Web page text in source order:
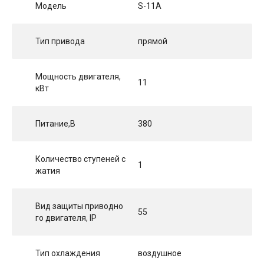
Модель S-11A
Тип привода прямой
Мощность двигателя,
кВт
11
Питание,В 380
Количество ступеней с
жатия
1
Вид защиты приводно
го двигателя, IP
55
Тип охлаждения воздушное